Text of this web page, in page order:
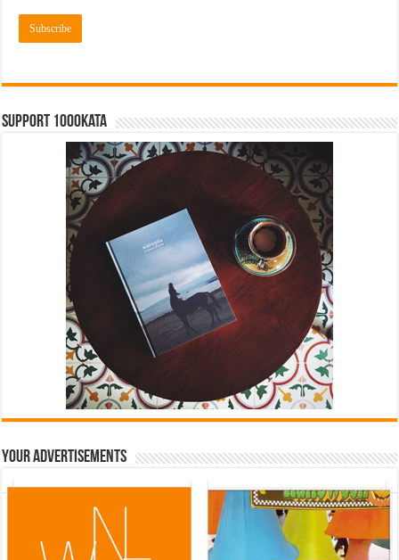
Support 1000kata
Your Advertisements